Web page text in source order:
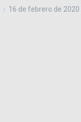
16 de febrero de 2020